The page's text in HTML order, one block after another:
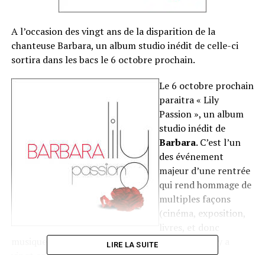
A l’occasion des vingt ans de la disparition de la
chanteuse Barbara, un album studio inédit de celle-ci
sortira dans les bacs le 6 octobre prochain.
Le 6 octobre prochain
paraitra « Lily
Passion », un album
studio inédit de
Barbara. C’est l’un
des événement
majeur d’une rentrée
qui rend hommage de
multiples façons
(cinéma, exposition,
musique) à cette immense chanteuse disparue il y a
LIRE LA SUITE